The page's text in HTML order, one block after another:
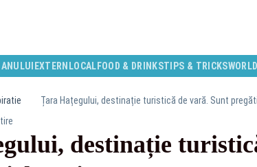
EXTERN LOCAL FOOD & DRINKSTIPS & TRICKS
Țara Hațegului, destinație turistică de vară. Sunt
destinație